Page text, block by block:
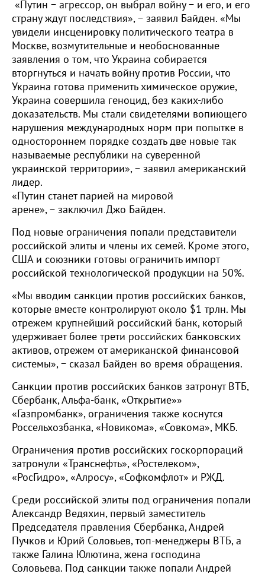
«Путин − агрессор, он выбрал войну − и его, и его
страну ждут последствия», − заявил Байден. «Мы
увидели инсценировку политического театра в
Москве, возмутительные и необоснованные
заявления о том, что Украина собирается
вторгнуться и начать войну против России, что
Украина готова применить химическое оружие,
Украина совершила геноцид, без каких-либо
доказательств. Мы стали свидетелями вопиющего
нарушения международных норм при попытке в
одностороннем порядке создать две новые так
называемые республики на суверенной
украинской территории», − заявил американский
лидер.
«Путин станет парией на мировой
арене», − заключил Джо Байден.
Под новые ограничения попали представители
российской элиты и члены их семей. Кроме этого,
США и союзники готовы ограничить импорт
российской технологической продукции на 50%.
«Мы вводим санкции против российских банков,
которые вместе контролируют около $1 трлн. Мы
отрежем крупнейший российский банк, который
удерживает более трети российских банковских
активов, отрежем от американской финансовой
системы», − сказал Байден во время обращения.
Санкции против российских банков затронут ВТБ,
Сбербанк, Альфа-банк, «Открытие»»
«Газпромбанк», ограничения также коснутся
Россельхозбанка, «Новикома», «Совкома», МКБ.
Ограничения против российских госкорпораций
затронули «Транснефть», «Ростелеком»,
«РосГидро», «Алросу», «Софкомфлот» и РЖД.
Среди российской элиты под ограничения попали
Александр Ведяхин, первый заместитель
Председателя правления Сбербанка, Андрей
Пучков и Юрий Соловьев, топ-менеджеры ВТБ, а
также Галина Юлютина, жена господина
Соловьева. Под санкции также попали Андрей